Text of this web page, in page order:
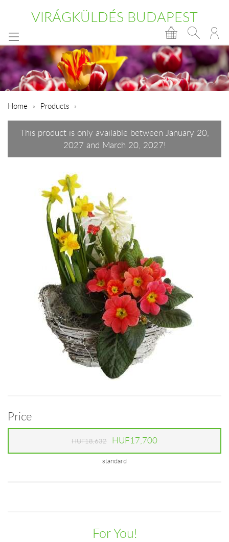
VIRÁGKÜLDÉS BUDAPEST
Home Products
This product is only available between January 20,
2027 and March 20, 2027!
Price
HUF18,632 HUF17,700
standard
For You!